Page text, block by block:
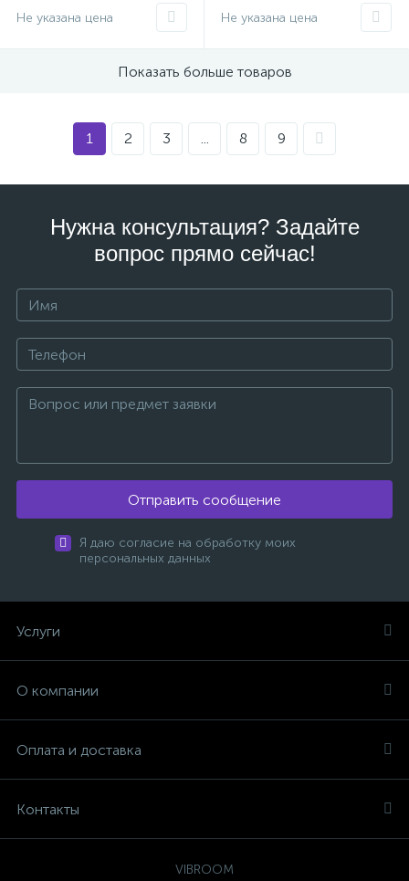
Не указана цена Не указана цена
Показать больше товаров
1 2 3 ... 8 9
Нужна консультация? Задайте
вопрос прямо сейчас!
Отправить сообщение
Я даю согласие на обработку моих
персональных данных
Услуги
О компании
Оплата и доставка
Контакты
VIBROOM